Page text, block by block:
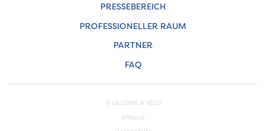
PRESSEBEREICH
PROFESSIONELLER RAUM
PARTNER
FAQ
© LA LOIRE À VÉLO
APSULIS